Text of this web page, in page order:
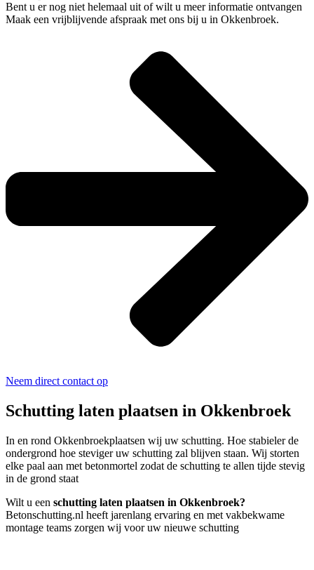
Bent u er nog niet helemaal uit of wilt u meer informatie ontvangen
Maak een vrijblijvende afspraak met ons bij u in Okkenbroek.
Neem direct contact op
Schutting laten plaatsen in Okkenbroek
In en rond Okkenbroekplaatsen wij uw schutting. Hoe stabieler de
ondergrond hoe steviger uw schutting zal blijven staan. Wij storten
elke paal aan met betonmortel zodat de schutting te allen tijde stevig
in de grond staat
Wilt u een schutting laten plaatsen in Okkenbroek?
Betonschutting.nl heeft jarenlang ervaring en met vakbekwame
montage teams zorgen wij voor uw nieuwe schutting